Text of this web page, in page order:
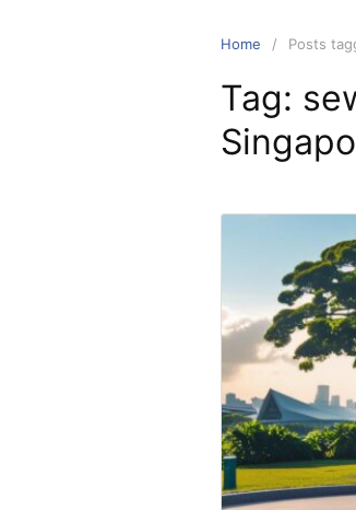
Home Posts
Tag: